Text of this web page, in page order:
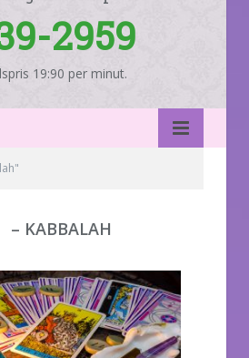
2959
19:90 per minut.
– KABBALAH